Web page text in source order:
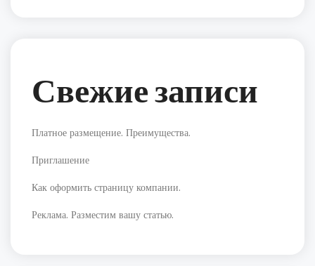
Свежие записи
Платное размещение. Преимущества.
Приглашение
Как оформить страницу компании.
Реклама. Разместим вашу статью.